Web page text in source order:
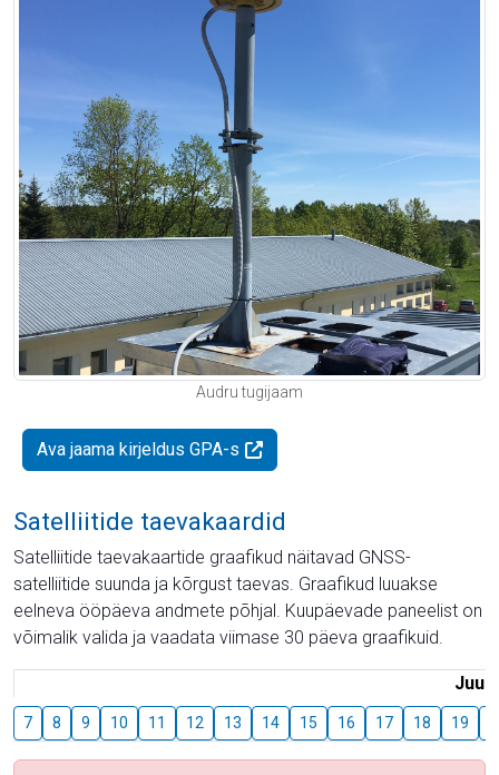
Audru tugijaam
Ava jaama kirjeldus GPA-s
Satelliitide taevakaardid
Satelliitide taevakaartide graafikud näitavad GNSS-
satelliitide suunda ja kõrgust taevas. Graafikud luuakse
eelneva ööpäeva andmete põhjal. Kuupäevade paneelist on
võimalik valida ja vaadata viimase 30 päeva graafikuid.
Juuli
7 8 9 10 11 12 13 14 15 16 17 18 19